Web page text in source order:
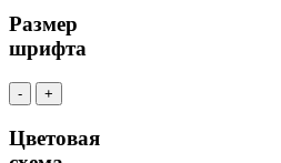
Размер
шрифта
- +
Цветовая